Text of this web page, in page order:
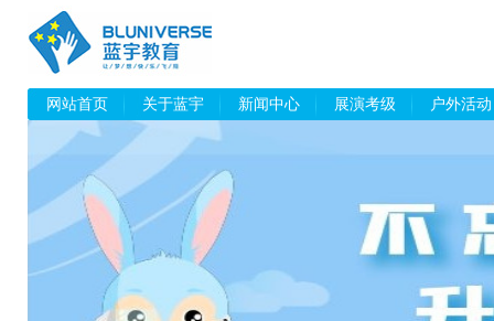
网站首页 关于蓝宇 新闻中心 展演考级 户外活动